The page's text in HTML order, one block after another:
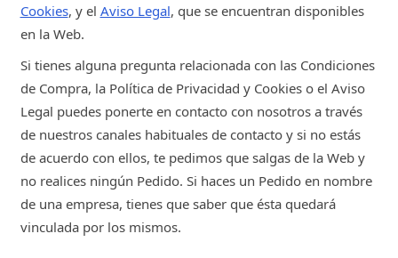
Cookies, y el Aviso Legal, que se encuentran disponibles
en la Web.
Si tienes alguna pregunta relacionada con las Condiciones
de Compra, la Política de Privacidad y Cookies o el Aviso
Legal puedes ponerte en contacto con nosotros a través
de nuestros canales habituales de contacto y si no estás
de acuerdo con ellos, te pedimos que salgas de la Web y
no realices ningún Pedido. Si haces un Pedido en nombre
de una empresa, tienes que saber que ésta quedará
vinculada por los mismos.